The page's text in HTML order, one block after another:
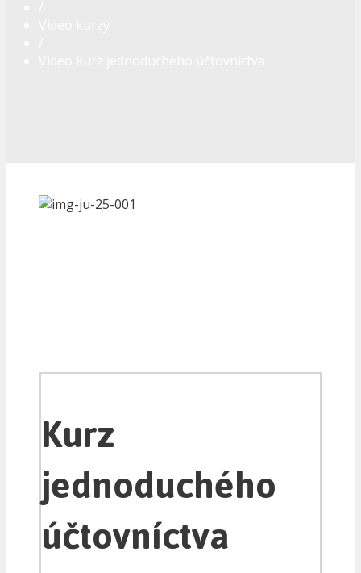
Kurz
jednoduchého
účtovníctva